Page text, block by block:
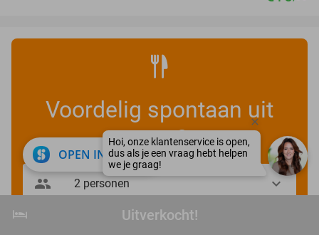
Uitverkocht!
hotel Uitverkocht!
Voordelig spontaan uit
eten?
OPEN IN APP close